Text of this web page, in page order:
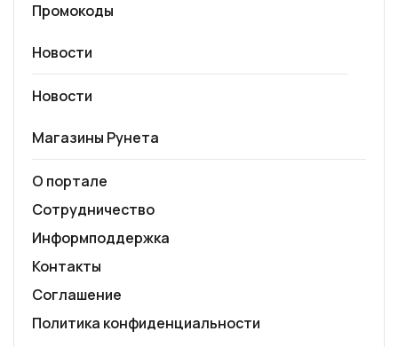
Промокоды
Новости
Новости
Магазины Рунета
О портале
Сотрудничество
Информподдержка
Контакты
Соглашение
Политика конфиденциальности